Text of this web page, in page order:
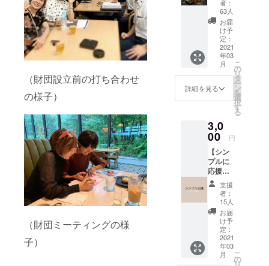
（財団設立前の打ち合わせ
の様子）
（財団ミーティングの様
子）
ました。
「こうあっ
て欲し
い！」と
思える社会
にしていく
自らアク
ションして
いくこと。
批判やデモ
などではな
く、行政・
学校・病院
様々な立場
の方との対
みつス
ティッ
ク（岐
阜県産
ハニー
プリン
ス） “心
と体に
美味し
い”をコ
素材
（オリ
ジナル
ブレン
ド）に
こだわ
る。 地
域に寄
り添っ
た“焼き
たて食
パン”の
専門店
の『ぱ
んみ
者：
63人
お届
け予
定：
2021
年03
月
詳細を見る
こ
の
リ
タ
ー
ン
を
選
択
す
る
3,0
00 円
【シン
プルに
応援】
3000円
コース
・お礼
メール
リター
ンは
メール
だけで
いいか
支援
者：
15人
お届
け予
定：
2021
年03
月
こ
の